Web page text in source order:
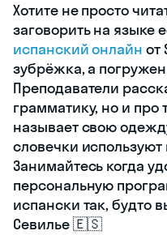
Хотите не просто
заговорить на языке
испанский онлайн от
зубрёжка, а
Преподаватели
грамматику, но и про
называет свою
словечки
Занимайтесь когда
персональную
испански так, будто
Севилье 🇪🇸